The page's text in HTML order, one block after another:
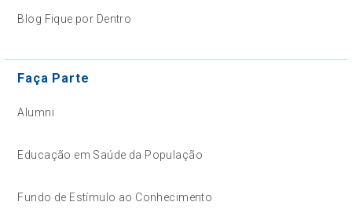
Blog Fique por Dentro
Faça Parte
Alumni
Educação em Saúde da População
Fundo de Estímulo ao Conhecimento